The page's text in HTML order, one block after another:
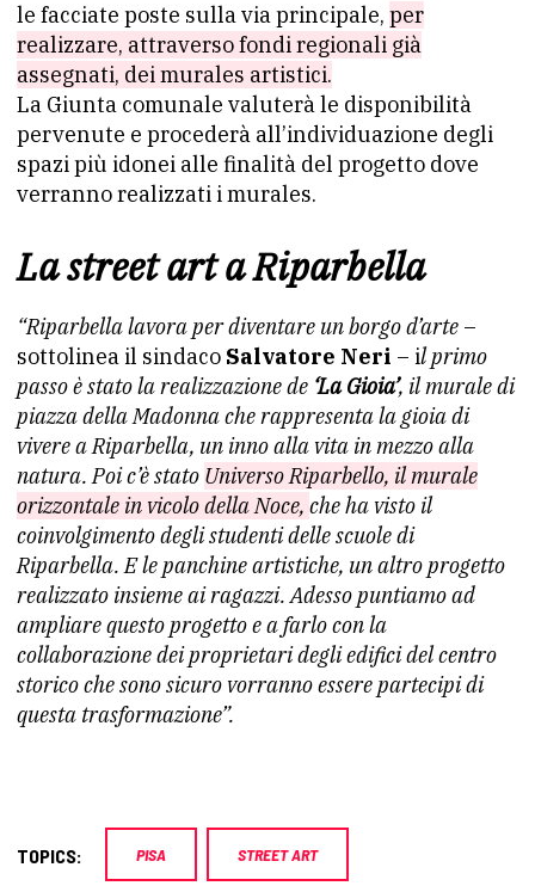
le facciate poste sulla via principale, per
realizzare, attraverso fondi regionali già
assegnati, dei murales artistici.
La Giunta comunale valuterà le disponibilità
pervenute e procederà all’individuazione degli
spazi più idonei alle finalità del progetto dove
verranno realizzati i murales.
La street art a Riparbella
“Riparbella lavora per diventare un borgo d’arte –
sottolinea il sindaco Salvatore Neri – il primo
passo è stato la realizzazione de ‘La Gioia’, il murale di
piazza della Madonna che rappresenta la gioia di
vivere a Riparbella, un inno alla vita in mezzo alla
natura. Poi c’è stato Universo Riparbello, il murale
orizzontale in vicolo della Noce, che ha visto il
coinvolgimento degli studenti delle scuole di
Riparbella. E le panchine artistiche, un altro progetto
realizzato insieme ai ragazzi. Adesso puntiamo ad
ampliare questo progetto e a farlo con la
collaborazione dei proprietari degli edifici del centro
storico che sono sicuro vorranno essere partecipi di
questa trasformazione”.
TOPICS: PISA STREET ART